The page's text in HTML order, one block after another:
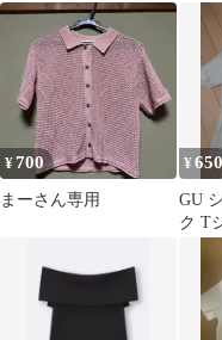
¥700
まーさん専用
¥650
GU
ク T